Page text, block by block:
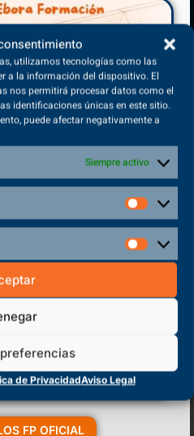
utilizamos tecnologías como las
a la información del dispositivo. El
nos permitirá procesar datos como el
identificaciones únicas en este sitio.
puede afectar negativamente a
Siempre activo
de PrivacidadAviso Legal
FORMATIVA
puedo tener acceso
a la aplicación debes estar
FP OFICIAL